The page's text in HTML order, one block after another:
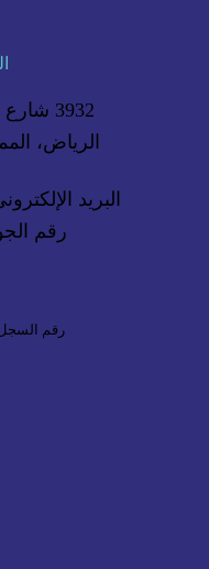
3932 شارع المصانع، حي الحمراء
الرياض،
البريد
رقم
رقم السجل